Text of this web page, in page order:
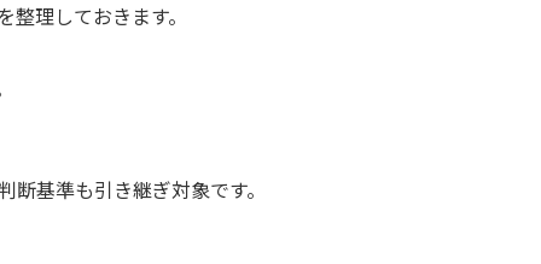
理しておきます。
基準も引き継ぎ対象です。